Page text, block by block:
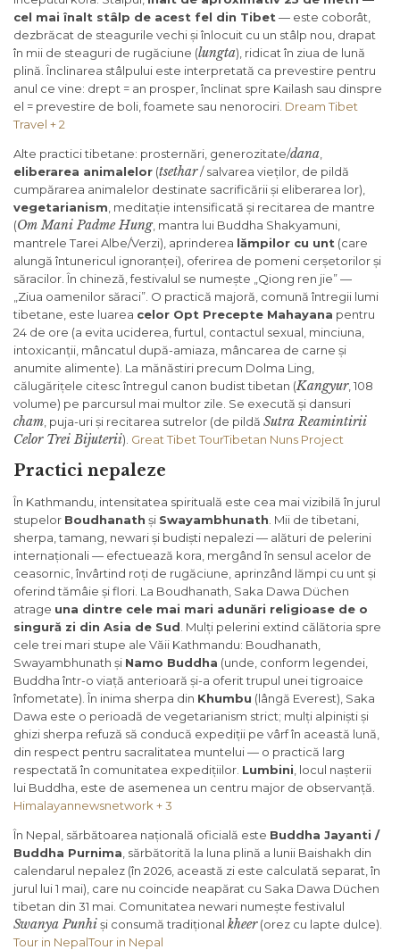
cel mai înalt stâlp de acest fel din Tibet — este coborât,
dezbrăcat de steagurile vechi și înlocuit cu un stâlp nou, drapat
în mii de steaguri de rugăciune (lungta), ridicat în ziua de lună
plină. Înclinarea stâlpului este interpretată ca prevestire pentru
anul ce vine: drept = an prosper, înclinat spre Kailash sau dinspre
el = prevestire de boli, foamete sau nenorociri. Dream Tibet
Travel + 2
Alte practici tibetane: prosternări, generozitate/dana
eliberarea animalelor (tsethar/ salvarea vieților, de pildă
cumpărarea animalelor destinate sacrificării și eliberarea lor),
vegetarianism , meditație intensificată și recitarea de mantre
(Om Mani Padme Hung, mantra lui Buddha Shakyamuni,
mantrele Tarei Albe/Verzi), aprinderea lămpilor cu unt (care
alungă întunericul ignoranței), oferirea de pomeni cerșetorilor și
săracilor. În chineză, festivalul se numește „Qiong ren jie” —
„Ziua oamenilor săraci”. O practică majoră, comună întregii lumi
tibetane, este luarea celor Opt Precepte Mahayana pentru
24 de ore (a evita uciderea, furtul, contactul sexual, minciuna,
intoxicanții, mâncatul după-amiaza, mâncarea de carne și
anumite alimente). La mănăstiri precum Dolma Ling,
călugărițele citesc întregul canon budist tibetan (Kangyur, 108
volume) pe parcursul mai multor zile. Se execută și dansuri
cham , puja-uri și recitarea sutrelor (de pildă Sutra Reamintirii
Celor Trei Bijuterii). Great Tibet TourTibetan Nuns Project
Practici nepaleze
În Kathmandu, intensitatea spirituală este cea mai vizibilă în jurul
stupelor Boudhanath și Swayambhunath . Mii de tibetani,
sherpa, tamang, newari și budiști nepalezi — alături de pelerini
internaționali — efectuează kora, mergând în sensul acelor de
ceasornic, învârtind roți de rugăciune, aprinzând lămpi cu unt și
oferind tămâie și flori. La Boudhanath, Saka Dawa Düchen
atrage una dintre cele mai mari adunări religioase de o
singură zi din Asia de Sud . Mulți pelerini extind călătoria spre
cele trei mari stupe ale Văii Kathmandu: Boudhanath,
Swayambhunath și Namo Buddha (unde, conform legendei,
Buddha într-o viață anterioară și-a oferit trupul unei tigroaice
înfometate). În inima sherpa din Khumbu (lângă Everest), Saka
Dawa este o perioadă de vegetarianism strict; mulți alpiniști și
ghizi sherpa refuză să conducă expediții pe vârf în această lună,
din respect pentru sacralitatea muntelui — o practică larg
respectată în comunitatea expedițiilor. Lumbini , locul nașterii
lui Buddha, este de asemenea un centru major de observanță.
Himalayannewsnetwork + 3
În Nepal, sărbătoarea națională oficială este Buddha Jayanti /
Buddha Purnima , sărbătorită la luna plină a lunii Baishakh din
calendarul nepalez (în 2026, această zi este calculată separat, în
jurul lui 1 mai), care nu coincide neapărat cu Saka Dawa Düchen
tibetan din 31 mai. Comunitatea newari numește festivalul
Swanya Punhiși consumă tradițional kheer(orez cu lapte dulce).
Tour in NepalTour in Nepal